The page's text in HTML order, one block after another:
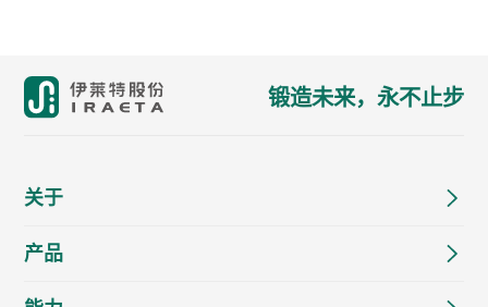
锻造未来，永不止步
关于
产品